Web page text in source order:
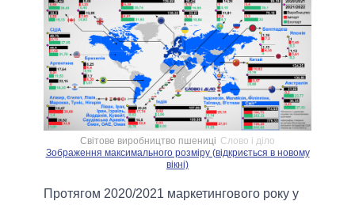
Світове виробництво пшениці Слово і діло
Зображення максимального розміру (відкриється в новому
вікні)
Протягом 2020/2021 маркетингового року у